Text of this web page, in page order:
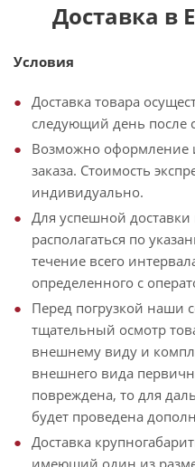
Доставка в
Условия
Доставка товара
следующий день после
Возможно оформление
заказа. Стоимость
индивидуально.
Для успешной
располагаться по
течение всего
определенного с
Перед погрузкой наши
тщательный осмотр
внешнему виду и
внешнего вида
повреждена, то для
будет проведена
Доставка
имеющий один из